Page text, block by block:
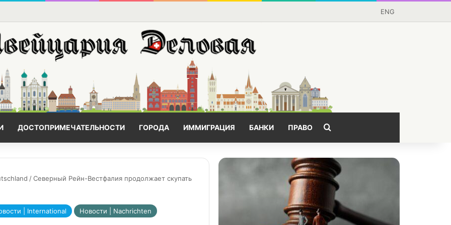
ENG
ДОСТОПРИМЕЧАТЕЛЬНОСТИ ГОРОДА ИММИГРАЦИЯ БАНКИ ПРАВО Поищем?
/Северный Рейн-Вестфалия продолжает скупать
| International Новости | Nachrichten